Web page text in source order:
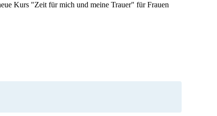
Kurs "Zeit für mich und meine Trauer" für Frauen